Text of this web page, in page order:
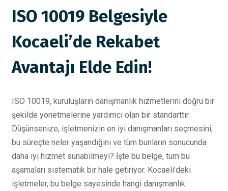
ISO 10019 Belgesiyle
Kocaeli’de Rekabet
Avantajı Elde Edin!
ISO 10019, kuruluşların danışmanlık hizmetlerini doğru bir
şekilde yönetmelerine yardımcı olan bir standarttır.
Düşünsenize, işletmenizin en iyi danışmanları seçmesini,
bu süreçte neler yaşandığını ve tüm bunların sonucunda
daha iyi hizmet sunabilmeyi? İşte bu belge, tüm bu
aşamaları sistematik bir hale getiriyor. Kocaeli’deki
işletmeler, bu belge sayesinde hangi danışmanlık